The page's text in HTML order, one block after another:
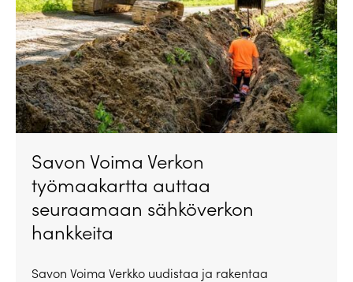
Savon Voima Verkon
työmaakartta auttaa
seuraamaan sähköverkon
hankkeita
Savon Voima Verkko uudistaa ja rakentaa